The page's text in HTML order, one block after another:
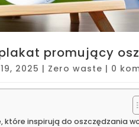
promujący
2025 | Zero waste | 0
które inspirują do oszczędzania